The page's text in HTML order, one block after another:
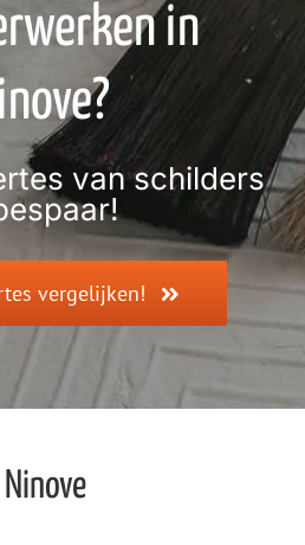
in
van schilders
vergelijken!